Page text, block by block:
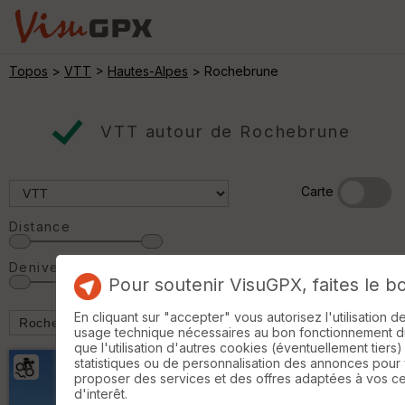
Topos > VTT > Hautes-Alpes > Rochebrune
VTT autour de Rochebrune
Carte
Distance
Denivelé
Pour soutenir VisuGPX, faites le
En cliquant sur "accepter" vous autorisez l'utilisation
usage technique nécessaires au bon fonctionnement
que l'utilisation d'autres cookies (éventuellement
statistiques ou de personnalisation des annonces pour
proposer des services et des offres adaptées à vos
d'interêt.